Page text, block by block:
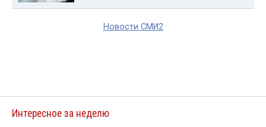
Новости СМИ2
Интересное за неделю